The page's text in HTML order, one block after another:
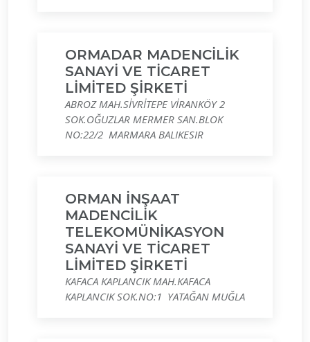
ORMADAR MADENCİLİK
SANAYİ VE TİCARET
LİMİTED ŞİRKETİ
ABROZ MAH.SİVRİTEPE VİRANKÖY 2
SOK.OĞUZLAR MERMER SAN.BLOK
NO:22/2 MARMARA BALIKESIR
ORMAN İNŞAAT
MADENCİLİK
TELEKOMÜNİKASYON
SANAYİ VE TİCARET
LİMİTED ŞİRKETİ
KAFACA KAPLANCIK MAH.KAFACA
KAPLANCIK SOK.NO:1 YATAĞAN MUĞLA